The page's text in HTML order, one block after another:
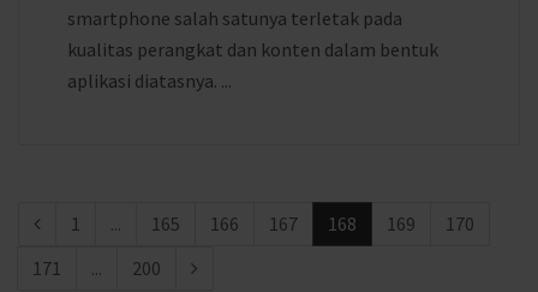
smartphone salah satunya terletak pada
kualitas perangkat dan konten dalam bentuk
aplikasi diatasnya. ...
1 ... 165 166 167 168 169
170
171
... 200